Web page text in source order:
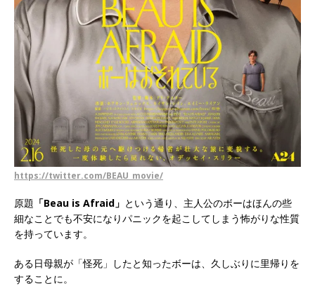
https://twitter.com/BEAU_movie/
原題 「Beau is Afraid」 という通り、主人公のボーはほんの些
細なことでも不安になりパニックを起こしてしまう怖がりな性質
を持っています。
ある日母親が「怪死」したと知ったボーは、久しぶりに里帰りを
することに。